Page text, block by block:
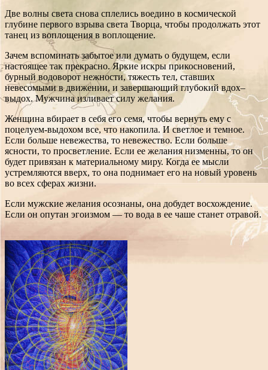
Две волны света снова сплелись воедино в космической
глубине первого взрыва света Творца, чтобы продолжать этот
танец из воплощения в воплощение.
Зачем вспоминать забытое или думать о будущем, если
настоящее так прекрасно. Яркие искры прикосновений,
бурный водоворот нежности, тяжесть тел, ставших
невесомыми в движении, и завершающий глубокий вдох–
выдох. Мужчина изливает силу желания.
Женщина вбирает в себя его семя, чтобы вернуть ему с
поцелуем-выдохом все, что накопила. И светлое и темное.
Если больше невежества, то невежество. Если больше
ясности, то просветление. Если ее желания низменны, то он
будет привязан к материальному миру. Когда ее мысли
устремляются вверх, то она поднимает его на новый уровень
во всех сферах жизни.
Если мужские желания осознаны, она добудет восхождение.
Если он опутан эгоизмом — то вода в ее чаше станет отравой.